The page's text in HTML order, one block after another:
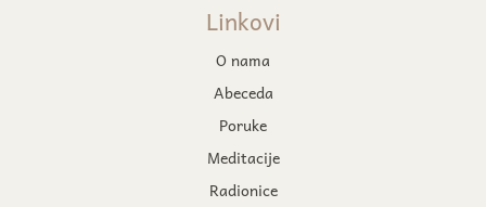
Linkovi
O nama
Abeceda
Poruke
Meditacije
Radionice